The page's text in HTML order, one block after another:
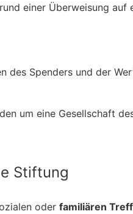
einer Überweisung
Spenders und der
um eine Gesellschaft
Stiftung
oder familiären